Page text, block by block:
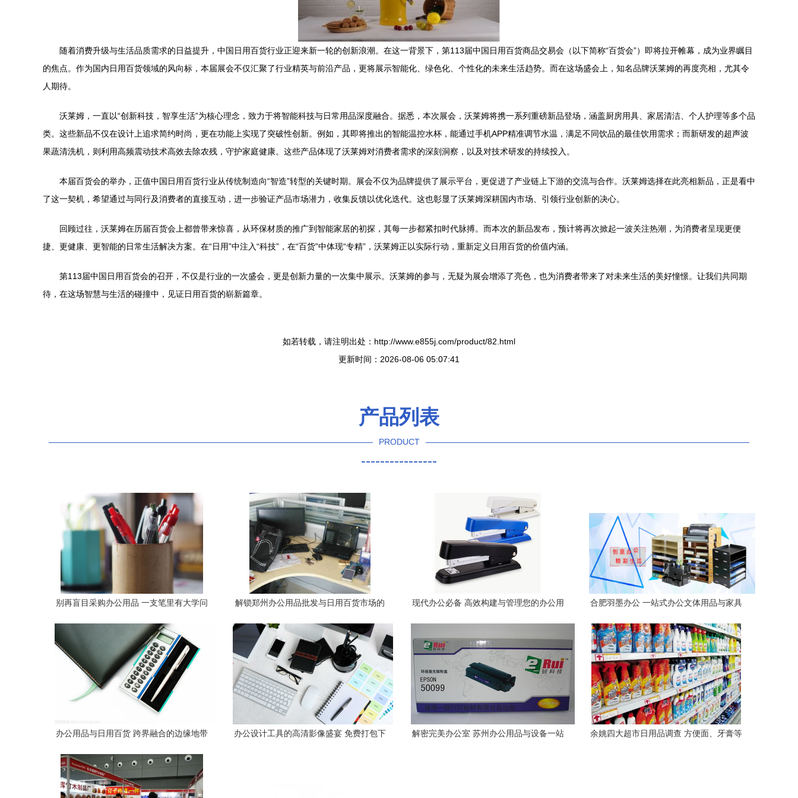
随着消费升级与生活品质需求的日益提升，中国日用百货行业正迎来新一轮的创新浪潮。在这一背景下，第113届中国日用百货商品交易会（以下简称“百货会”）即将拉开帷幕，成为业界瞩目
的焦点。作为国内日用百货领域的风向标，本届展会不仅汇聚了行业精英与前沿产品，更将展示智能化、绿色化、个性化的未来生活趋势。而在这场盛会上，知名品牌沃莱姆的再度亮相，尤其令
人期待。
沃莱姆，一直以“创新科技，智享生活”为核心理念，致力于将智能科技与日常用品深度融合。据悉，本次展会，沃莱姆将携一系列重磅新品登场，涵盖厨房用具、家居清洁、个人护理等多个品
类。这些新品不仅在设计上追求简约时尚，更在功能上实现了突破性创新。例如，其即将推出的智能温控水杯，能通过手机APP精准调节水温，满足不同饮品的最佳饮用需求；而新研发的超声波
果蔬清洗机，则利用高频震动技术高效去除农残，守护家庭健康。这些产品体现了沃莱姆对消费者需求的深刻洞察，以及对技术研发的持续投入。
本届百货会的举办，正值中国日用百货行业从传统制造向“智造”转型的关键时期。展会不仅为品牌提供了展示平台，更促进了产业链上下游的交流与合作。沃莱姆选择在此亮相新品，正是看中
了这一契机，希望通过与同行及消费者的直接互动，进一步验证产品市场潜力，收集反馈以优化迭代。这也彰显了沃莱姆深耕国内市场、引领行业创新的决心。
回顾过往，沃莱姆在历届百货会上都曾带来惊喜，从环保材质的推广到智能家居的初探，其每一步都紧扣时代脉搏。而本次的新品发布，预计将再次掀起一波关注热潮，为消费者呈现更便
捷、更健康、更智能的日常生活解决方案。在“日用”中注入“科技”，在“百货”中体现“专精”，沃莱姆正以实际行动，重新定义日用百货的价值内涵。
第113届中国日用百货会的召开，不仅是行业的一次盛会，更是创新力量的一次集中展示。沃莱姆的参与，无疑为展会增添了亮色，也为消费者带来了对未来生活的美好憧憬。让我们共同期
待，在这场智慧与生活的碰撞中，见证日用百货的崭新篇章。
如若转载，请注明出处：http://www.e855j.com/product/82.html
更新时间：2026-08-06 05:07:41
产品列表
PRODUCT
----------------
别再盲目采购办公用品 一支笔里有大学问
解锁郑州办公用品批发与日用百货市场的
现代办公必备 高效构建与管理您的办公用
合肥羽墨办公 一站式办公文体用品与家具
办公用品与日用百货 跨界融合的边缘地带
办公设计工具的高清影像盛宴 免费打包下
解密完美办公室 苏州办公用品与设备一站
余姚四大超市日用品调查 方便面、牙膏等